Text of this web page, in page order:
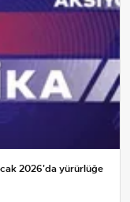
2026'da yürürlüğe